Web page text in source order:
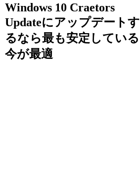
Windows 10 Craetors
Updateにアップデートす
るなら最も安定している
今が最適